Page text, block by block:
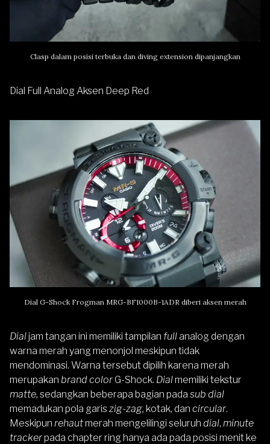
Clasp dalam posisi terbuka dan diving extension dipanjangkan
Dial Full Analog Aksen Deep Red
Dial G-Shock Frogman MRG-BF1000B-1ADR diberi aksen merah
Dialjam tangan ini memiliki tampilan fullanalog dengan
warna merah yang menonjol meskipun tidak
mendominasi. Warna tersebut dipilih karena merah
merupakan brand colorG-Shock. Dialmemiliki tekstur
matte, sedangkan beberapa bagian pada sub dial
memadukan pola gariszig-zag, kotak, dan circular.
Meskipun rehautmerah mengelilingi seluruh dial, minute
trackerpada chapter ring hanya ada pada posisi menit ke